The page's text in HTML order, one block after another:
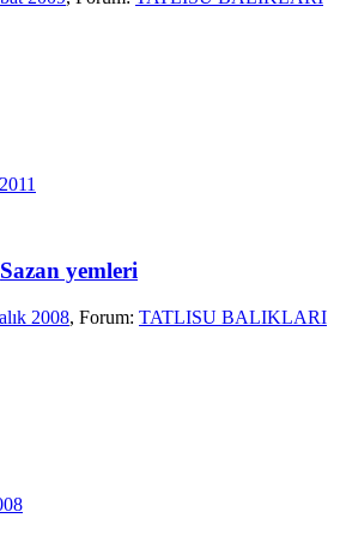
Sazan yemleri
2008, Forum: TATLISU BALIKLARI